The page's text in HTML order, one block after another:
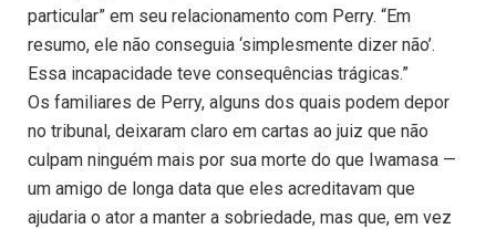
particular” em seu relacionamento com Perry. “Em
resumo, ele não conseguia ‘simplesmente dizer não’.
Essa incapacidade teve consequências trágicas.”
Os familiares de Perry, alguns dos quais podem depor
no tribunal, deixaram claro em cartas ao juiz que não
culpam ninguém mais por sua morte do que Iwamasa —
um amigo de longa data que eles acreditavam que
ajudaria o ator a manter a sobriedade, mas que, em vez